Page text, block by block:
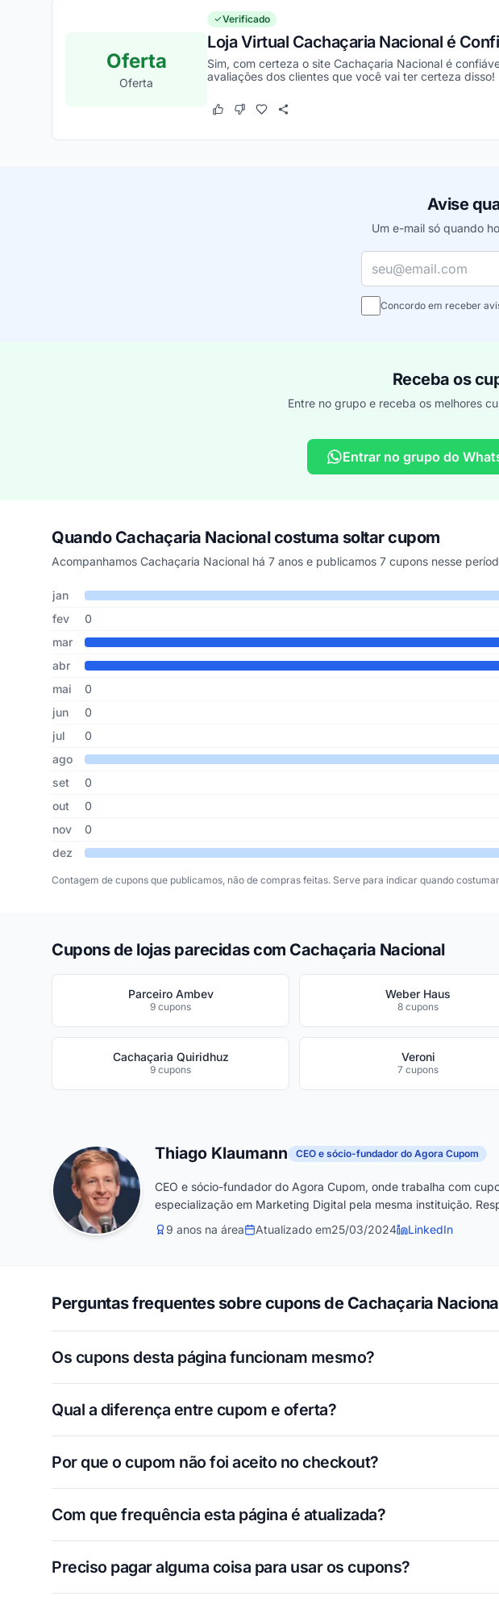
Oferta
Oferta
Verificado
Loja Virtual Cachaçaria Nacional é
Sim, com certeza o site Cachaçaria Nacional é
avaliações dos clientes que você vai ter certeza disso!
Este cupom funcionou
Este cupom não funcionou
Avise
Um e-mail só quando
Concordo em receber
Receba os
Entre no grupo e receba os melhores
Entrar no grupo do
Quando Cachaçaria Nacional costuma soltar cupom
Acompanhamos Cachaçaria Nacional há 7 anos e publicamos 7 cupons nesse
Cupons de Cachaçaria Nacional publicados por mês, somando os últimos 7 anos
Mês Cupons publicadosDesconto médio
jan
fev
0
mar
abr
mai
0
jun
0
jul
0
ago
set
0
out
0
nov
0
dez
Contagem de cupons que publicamos, não de compras feitas. Serve para indicar quando
Cupons de lojas parecidas com Cachaçaria Nacional
Parceiro Ambev
9 cupons
Weber Haus
8 cupons
Cachaçaria Quiridhuz
9 cupons
Veroni
7 cupons
Thiago Klaumann CEO e sócio-fundador do Agora Cupom
CEO e sócio-fundador do Agora Cupom, onde trabalha com
especialização em Marketing Digital pela mesma instituição.
9 anos na área
Atualizado em25/03/2024 LinkedIn
Perguntas frequentes sobre cupons de Cachaçaria
Os cupons desta página funcionam mesmo?
Qual a diferença entre cupom e oferta?
Por que o cupom não foi aceito no checkout?
Com que frequência esta página é atualizada?
Preciso pagar alguma coisa para usar os cupons?